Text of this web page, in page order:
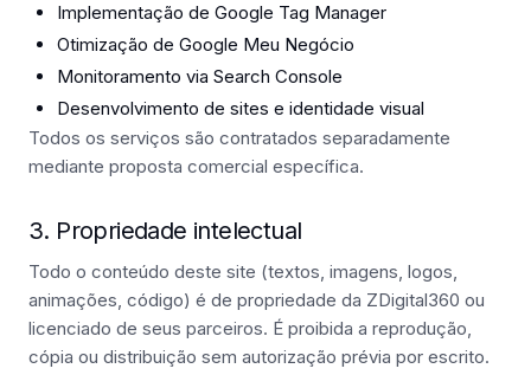
Implementação de Google Tag Manager
Otimização de Google Meu Negócio
Monitoramento via Search Console
Desenvolvimento de sites e identidade visual
Todos os serviços são contratados separadamente
mediante proposta comercial específica.
3. Propriedade intelectual
Todo o conteúdo deste site (textos, imagens, logos,
animações, código) é de propriedade da ZDigital360 ou
licenciado de seus parceiros. É proibida a reprodução,
cópia ou distribuição sem autorização prévia por escrito.